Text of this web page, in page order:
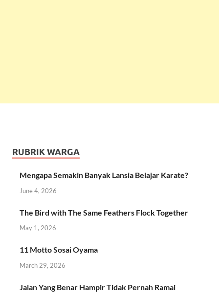
RUBRIK WARGA
Mengapa Semakin Banyak Lansia Belajar Karate?
June 4, 2026
The Bird with The Same Feathers Flock Together
May 1, 2026
11 Motto Sosai Oyama
March 29, 2026
Jalan Yang Benar Hampir Tidak Pernah Ramai